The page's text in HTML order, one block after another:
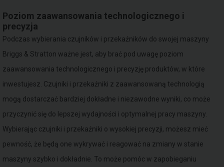
Poziom zaawansowania technologicznego i
precyzja
Podczas wybierania czujników i przekaźników do swojej maszyny
Briggs & Stratton ważne jest, aby brać pod uwagę poziom
zaawansowania technologicznego i precyzję produktów, w które
inwestujesz. Czujniki i przekaźniki z zaawansowaną technologią
mogą dostarczać bardziej dokładne i niezawodne wyniki, co może
przyczynić się do lepszej wydajności i optymalnej pracy maszyny.
Wybierając czujniki i przekaźniki o wysokiej precyzji, możesz mieć
pewność, że będą one wykrywać i reagować na zmiany w stanie
maszyny szybko i dokładnie. To może pomóc w zapobieganiu